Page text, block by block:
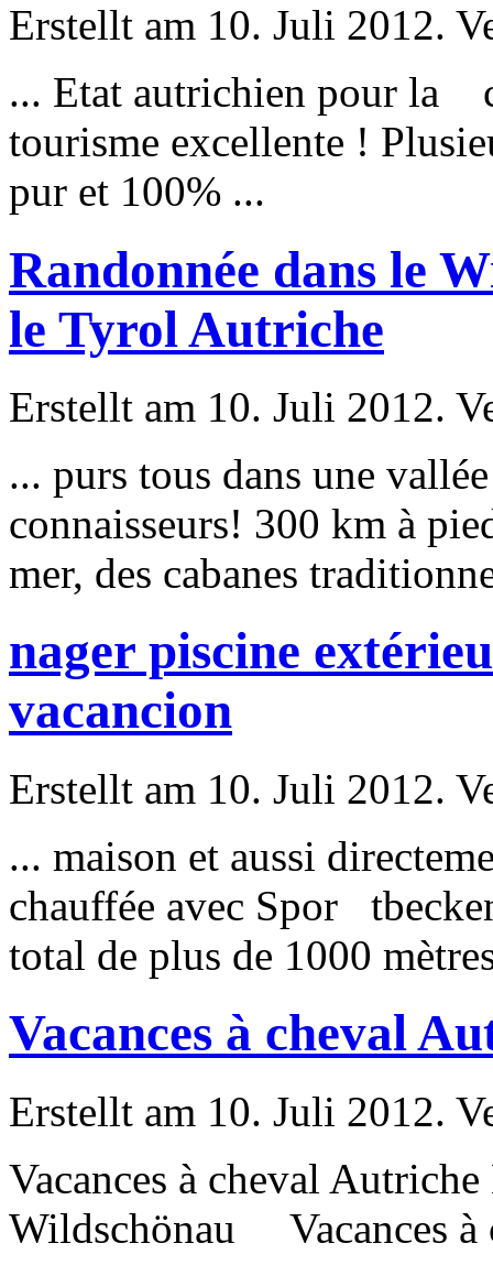
Erstellt am 10. Juli 2012.
... Etat autrichien pour la
tourisme excellente !
pur et 100% ...
Randonnée dans le
le Tyrol Autriche
Erstellt am 10. Juli 2012.
... purs tous dans une
connaisseurs! 300 km à
mer, des cabanes
nager piscine
vacancion
Erstellt am 10. Juli 2012.
... maison et aussi
chauffée avec Spor
total de plus de 1000
Vacances à cheval
Erstellt am 10. Juli 2012.
Vacances à cheval
Wildschönau Vacances à